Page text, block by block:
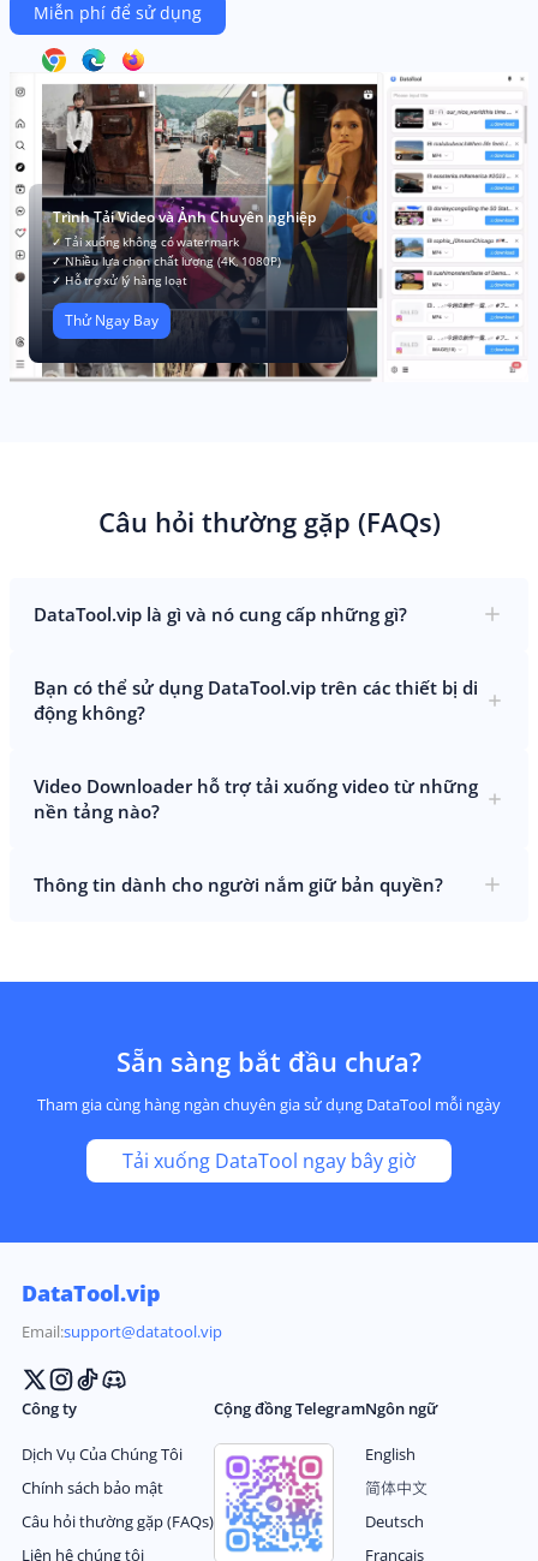
Miễn phí để sử dụng
Trình Tải Video và Ảnh Chuyên nghiệp
✓ Tải xuống không có watermark
✓ Nhiều lựa chọn chất lượng (4K, 1080P)
✓ Hỗ trợ xử lý hàng loạt
Thử Ngay Bay
Câu hỏi thường gặp (FAQs)
DataTool.vip là gì và nó cung cấp những gì?
Bạn có thể sử dụng DataTool.vip trên các thiết bị di
động không?
Video Downloader hỗ trợ tải xuống video từ những
nền tảng nào?
Thông tin dành cho người nắm giữ bản quyền?
Sẵn sàng bắt đầu chưa?
Tham gia cùng hàng ngàn chuyên gia sử dụng DataTool mỗi ngày
Tải xuống DataTool ngay bây giờ
DataTool.vip
Email:support@datatool.vip
Công ty
Dịch Vụ Của Chúng Tôi
Chính sách bảo mật
Câu hỏi thường gặp (FAQs)
Liên hệ chúng tôi
Cộng đồng TelegramNgôn ngữ
English
简体中文
Deutsch
Français